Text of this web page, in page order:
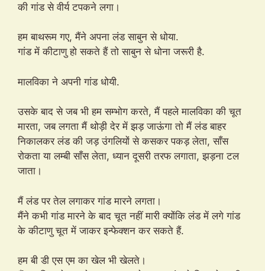
की गांड से वीर्य टपकने लगा।
हम बाथरूम गए, मैंने अपना लंड साबुन से धोया.
गांड में कीटाणु हो सकते हैं तो साबुन से धोना जरूरी है.
मालविका ने अपनी गांड धोयी.
उसके बाद से जब भी हम सम्भोग करते, मैं पहले मालविका की चूत
मारता, जब लगता मैं थोड़ी देर में झड़ जाऊंगा तो मैं लंड बाहर
निकालकर लंड की जड़ उंगलियों से कसकर पकड़ लेता, साँस
रोकता या लम्बी साँस लेता, ध्यान दूसरी तरफ लगाता, झड़ना टल
जाता।
मैं लंड पर तेल लगाकर गांड मारने लगता।
मैंने कभी गांड मारने के बाद चूत नहीं मारी क्योंकि लंड में लगे गांड
के कीटाणु चूत में जाकर इन्फेक्शन कर सकते हैं.
हम बी डी एस एम का खेल भी खेलते।